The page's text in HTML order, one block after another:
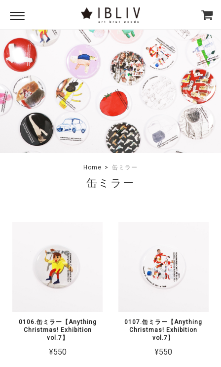
Home 缶ミラー
缶ミラー
0106.缶ミラー【Anything
Christmas! Exhibition
vol.7】
¥550
0107.缶ミラー【Anything
Christmas! Exhibition
vol.7】
¥550